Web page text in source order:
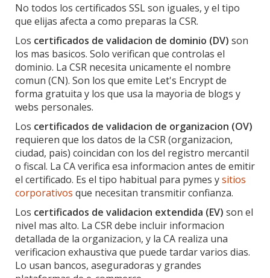
No todos los certificados SSL son iguales, y el tipo
que elijas afecta a como preparas la CSR.
Los certificados de validacion de dominio (DV) son
los mas basicos. Solo verifican que controlas el
dominio. La CSR necesita unicamente el nombre
comun (CN). Son los que emite Let's Encrypt de
forma gratuita y los que usa la mayoria de blogs y
webs personales.
Los certificados de validacion de organizacion (OV)
requieren que los datos de la CSR (organizacion,
ciudad, pais) coincidan con los del registro mercantil
o fiscal. La CA verifica esa informacion antes de emitir
el certificado. Es el tipo habitual para pymes ysitios
corporativos que necesitan transmitir confianza.
Los certificados de validacion extendida (EV) son el
nivel mas alto. La CSR debe incluir informacion
detallada de la organizacion, y la CA realiza una
verificacion exhaustiva que puede tardar varios dias.
Lo usan bancos, aseguradoras y grandes